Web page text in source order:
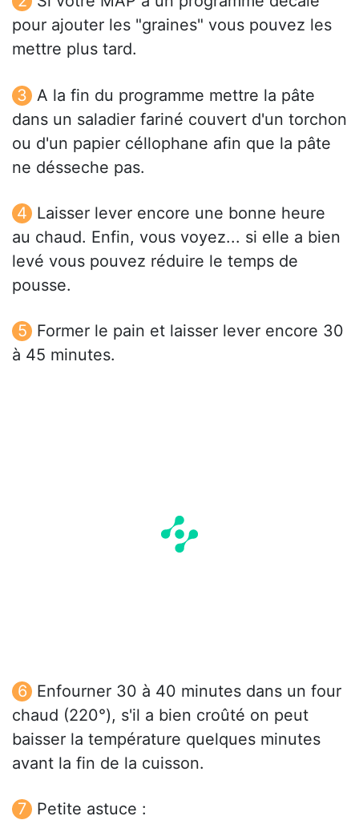
pour ajouter les "graines" vous pouvez les
mettre plus tard.
A la fin du programme mettre la pâte
dans un saladier fariné couvert d'un torchon
ou d'un papier céllophane afin que la pâte
ne désseche pas.
Laisser lever encore une bonne heure
au chaud. Enfin, vous voyez... si elle a bien
levé vous pouvez réduire le temps de
pousse.
Former le pain et laisser lever encore 30
à 45 minutes.
Enfourner 30 à 40 minutes dans un four
chaud (220°), s'il a bien croûté on peut
baisser la température quelques minutes
avant la fin de la cuisson.
Petite astuce :